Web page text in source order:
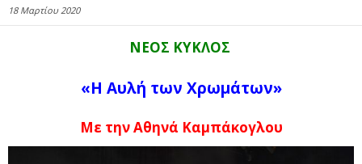
18 Μαρτίου 2020
ΝΕΟΣ ΚΥΚΛΟΣ
«Η Αυλή των Χρωμάτων»
Με την Αθηνά Καμπάκογλου